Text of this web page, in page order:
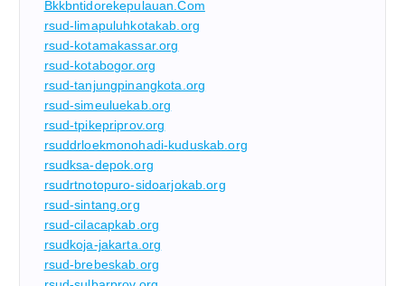
Bkkbntidorekepulauan.com
rsud-limapuluhkotakab.org
rsud-kotamakassar.org
rsud-kotabogor.org
rsud-tanjungpinangkota.org
rsud-simeuluekab.org
rsud-tpikepriprov.org
rsuddrloekmonohadi-kuduskab.org
rsudksa-depok.org
rsudrtnotopuro-sidoarjokab.org
rsud-sintang.org
rsud-cilacapkab.org
rsudkoja-jakarta.org
rsud-brebeskab.org